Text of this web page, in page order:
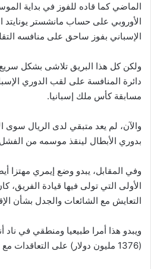
الماضي كما قاده للفوز في بداية
الأوروبي على حساب مانشستر يونايتد
الإسباني بفوز ساحق على منافسه
ولكن كل هذا البريق تلاشى بشكل
دائرة المنافسة على لقب الدوري
مسابقة كأس ملك إسبانيا.
والآن، لم يعد متبقي لدى الريال سوى
بدوري الأبطال لينقذ موسمه من
وفي المقابل، يبدو وضع إيمري مهتزا
الأولى التي تولى فيها قيادة الفريق،
التعايش مع الشائعات والجدل بشأن
(1376 مليون دولار) على التعاقدات مع اللاعبين الجدد منذ 2011 .